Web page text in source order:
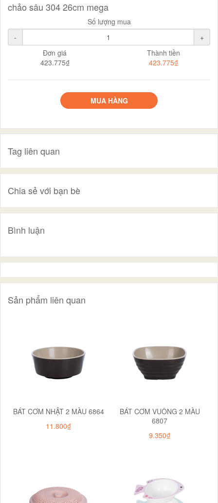
chảo sâu 304 26cm mega
Số lượng mua
-
+
Đơn giá
423.775₫
Thành tiền
423.775₫
MUA HÀNG
Tag liên quan
Chia sẻ với bạn bè
Bình luận
Sản phẩm liên quan
BÁT CƠM NHẬT 2 MÀU 6864
11.800₫
BÁT CƠM VUÔNG 2 MÀU
6807
9.350₫